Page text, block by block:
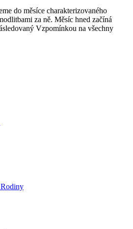
do měsíce charakterizovaného
za ně. Měsíc hned začíná
Vzpomínkou na všechny